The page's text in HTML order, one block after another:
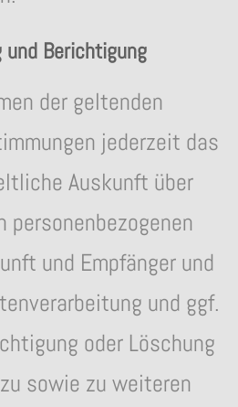
Berichtigung
der geltenden
jederzeit das
Auskunft über
personenbezogenen
und Empfänger und
und ggf.
oder Löschung
sowie zu weiteren